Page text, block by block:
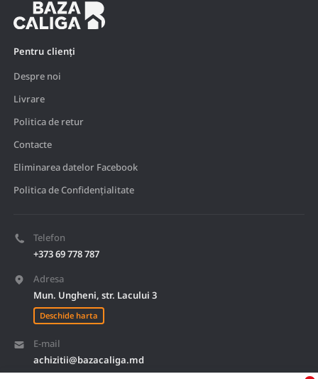
Telefon
+373 69 778 787
Adresa
Mun. Ungheni, str. Lacului 3
Deschide harta
E-mail
achizitii@bazacaliga.md
Pentru clienți
Despre noi
Livrare
Politica de retur
Contacte
Eliminarea datelor Facebook
Politica de Confidențialitate